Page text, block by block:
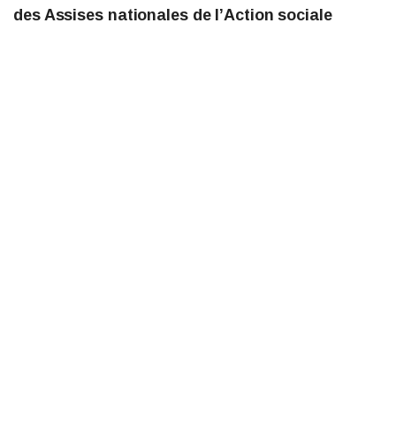
des Assises nationales de l’Action sociale